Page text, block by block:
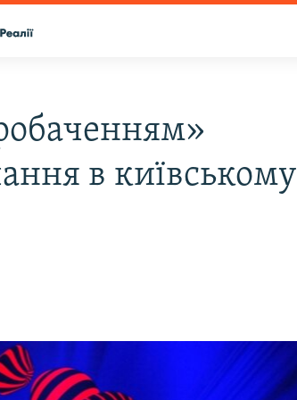
в київському